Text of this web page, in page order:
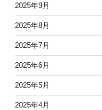
2025年9月
2025年8月
2025年7月
2025年6月
2025年5月
2025年4月